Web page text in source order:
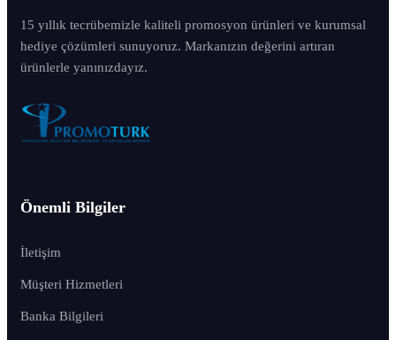
15 yıllık tecrübemizle kaliteli promosyon ürünleri ve kurumsal
hediye çözümleri sunuyoruz. Markanızın değerini artıran
ürünlerle yanınızdayız.
Önemli Bilgiler
İletişim
Müşteri Hizmetleri
Banka Bilgileri